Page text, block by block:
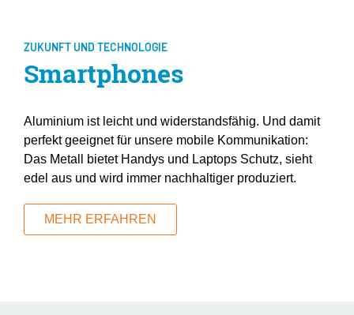
ZUKUNFT UND TECHNOLOGIE
Smartphones
Aluminium ist leicht und widerstandsfähig. Und damit
perfekt geeignet für unsere mobile Kommunikation:
Das Metall bietet Handys und Laptops Schutz, sieht
edel aus und wird immer nachhaltiger produziert.
MEHR ERFAHREN